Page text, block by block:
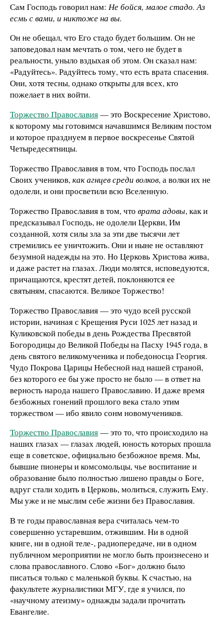
Сам Господь говорил нам: Не бойся, малое стадо. Аз
есмь с вами, и никтоже на вы.
Он не обещал, что Его стадо будет большим. Он не
заповедовал нам мечтать о том, чего не будет в
реальности, уныло вздыхая об этом. Он сказал нам:
«Радуйтесь». Радуйтесь тому, что есть врата спасения.
Они, хотя тесны, однако открыты для всех, кто
пожелает в них войти.
Торжество Православия— это Воскресение Христово,
к которому мы готовимся начавшимся Великим постом
и которое празднуем в первое воскресенье Святой
Четыредесятницы.
Торжество Православия в том, что Господь послал
Своих учеников,как агнцев среди волков, а волки их не
одолели, и они просветили всю Вселенную.
Торжество Православия в том, что врата адовы, как и
предсказывал Господь, не одолели Церкви, Им
созданной, хотя силы зла за эти две тысячи лет
стремились ее уничтожить. Они и ныне не оставляют
безумной надежды на это. Но Церковь Христова жива,
и даже растет на глазах. Люди молятся, исповедуются,
причащаются, крестят детей, поклоняются ее
святыням, спасаются. Великое Торжество!
Торжество Православия — это чудо всей русской
истории, начиная с Крещения Руси 1025 лет назад и
Куликовской победы в день Рождества Пресвятой
Богородицы до Великой Победы на Пасху 1945 года, в
день святого великомученика и победоносца Георгия.
Чудо Покрова Царицы Небесной над нашей страной,
без которого ее бы уже просто не было — в ответ на
верность народа нашего Православию. И даже время
безбожных гонений прошлого века стало этим
торжеством — ибо явило сонм новомучеников.
Торжество Православия— это то, что происходило на
наших глазах — глазах людей, юность которых прошла
еще в советское, официально безбожное время. Мы,
бывшие пионеры и комсомольцы, чье воспитание и
образование было полностью лишено правды о Боге,
вдруг стали ходить в Церковь, молиться, служить Ему.
Мы уже и не мыслим себе жизни без Православия.
В те годы православная вера считалась чем-то
совершенно устаревшим, отжившим. Ни в одной
книге, ни в одной теле-, радиопередаче, ни в одном
публичном мероприятии не могло быть произнесено и
слова православного. Слово «Бог» должно было
писаться только с маленькой буквы. К счастью, на
факультете журналистики МГУ, где я учился, по
«научному атеизму» однажды задали прочитать
Евангелие.